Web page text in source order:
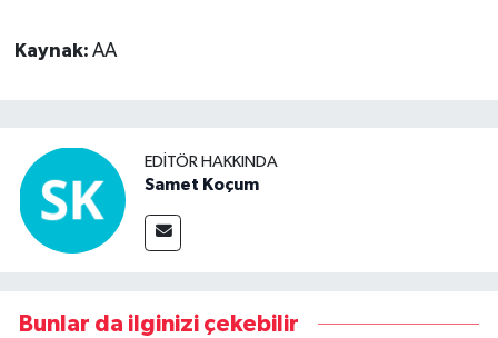
Kaynak: AA
EDITÖR HAKKINDA
Samet Koçum
Bunlar da ilginizi çekebilir